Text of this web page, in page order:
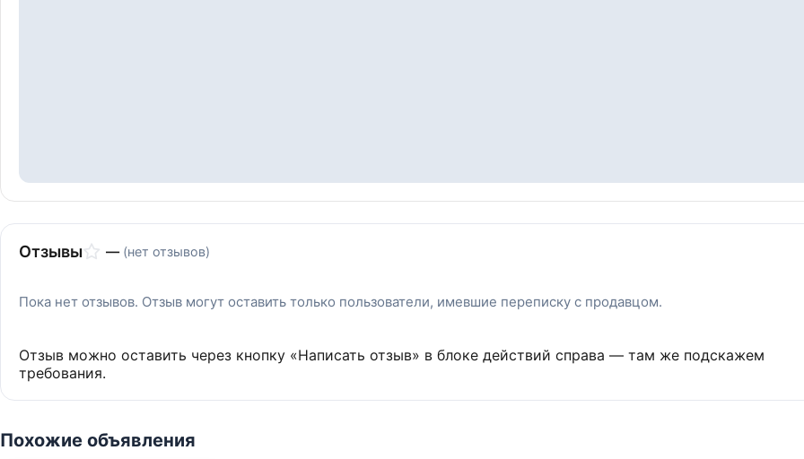
Отзывы — (нет отзывов)
Пока нет отзывов. Отзыв могут оставить только пользователи, имевшие переписку с продавцом.
Отзыв можно оставить через кнопку «Написать отзыв» в блоке действий справа — там же подскажем
требования.
Похожие объявления